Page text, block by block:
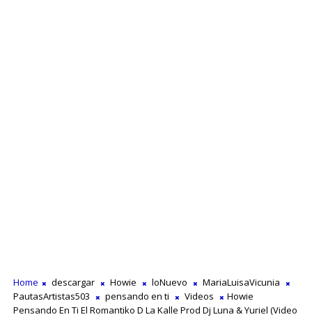
Home descargar Howie loNuevo
MariaLuisaVicunia
PautasArtistas503
pensando en ti Videos
Howie
Pensando En Ti El Romantiko D La Kalle Prod Dj Luna & Yuriel (Video